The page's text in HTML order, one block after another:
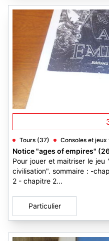
Tours (37) Consoles et jeux
Notice "ages of empires"
Pour jouer et maitriser le
civilisation". sommaire : -
2 - chapitre 2...
Particulier